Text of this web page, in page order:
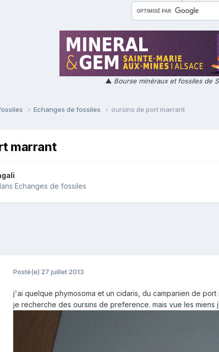
▲ Bourse minéraux et fossiles de
Echanges de fossiles oursins de port marrant
marrant
Echanges de fossiles
Posté(e) 27 juillet 2013
j'ai quelque phymosoma et un cidaris, du campanien de
je recherche des oursins de preference. mais vue les